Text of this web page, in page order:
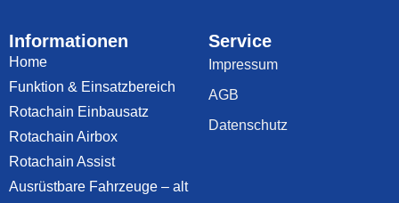
Informationen
Home
Funktion & Einsatzbereich
Rotachain Einbausatz
Rotachain Airbox
Rotachain Assist
Ausrüstbare Fahrzeuge – alt
Service
Impressum
AGB
Datenschutz